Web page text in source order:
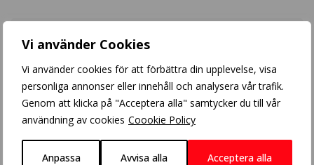
Vi använder Cookies
Vi använder cookies för att förbättra din upplevelse, visa
personliga annonser eller innehåll och analysera vår trafik.
Genom att klicka på "Acceptera alla" samtycker du till vår
användning av cookies Coookie Policy
Anpassa Avvisa alla Acceptera alla
Populära inlägg
Crazy Color